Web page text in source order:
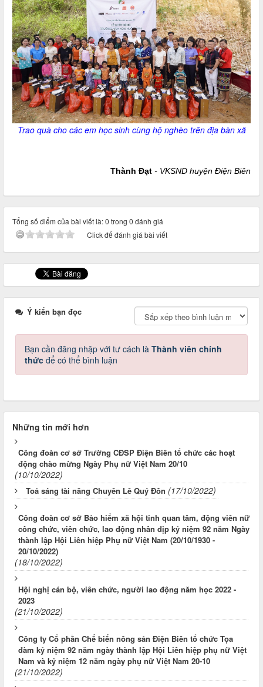
Trao quà cho các em học sinh cùng hộ nghèo trên địa bàn xã
Thành Đạt - VKSND huyện Điện Biên
Tổng số điểm của bài viết là: 0 trong 0 đánh giá
Click để đánh giá bài viết
Ý kiến bạn đọc
Bạn cần đăng nhập với tư cách là Thành viên chính
thức để có thể bình luận
Những tin mới hơn
Công đoàn cơ sở Trường CĐSP Điện Biên tổ chức các hoạt
động chào mừng Ngày Phụ nữ Việt Nam 20/10
(10/10/2022)
Toả sáng tài năng Chuyên Lê Quý Đôn (17/10/2022)
Công đoàn cơ sở Bảo hiểm xã hội tỉnh quan tâm, động viên nữ
công chức, viên chức, lao động nhân dịp kỷ niệm 92 năm Ngày
thành lập Hội Liên hiệp Phụ nữ Việt Nam (20/10/1930 -
20/10/2022)
(18/10/2022)
Hội nghị cán bộ, viên chức, người lao động năm học 2022 -
2023
(21/10/2022)
Công ty Cổ phần Chế biến nông sản Điện Biên tổ chức Tọa
đàm kỷ niệm 92 năm ngày thành lập Hội Liên hiệp phụ nữ Việt
Nam và kỷ niệm 12 năm ngày phụ nữ Việt Nam 20-10
(21/10/2022)